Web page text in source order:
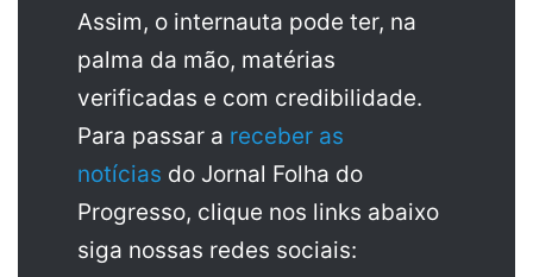
Assim, o internauta pode ter, na
palma da mão, matérias
verificadas e com credibilidade.
Para passar a receber as
notícias do Jornal Folha do
Progresso, clique nos links abaixo
siga nossas redes sociais: